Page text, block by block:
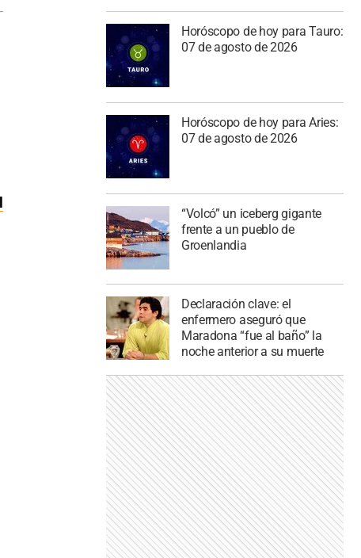
Horóscopo de hoy para Tauro:
07 de agosto de 2026
Horóscopo de hoy para Aries:
07 de agosto de 2026
“Volcó” un iceberg gigante
frente a un pueblo de
Groenlandia
Declaración clave: el
enfermero aseguró que
Maradona “fue al baño” la
noche anterior a su muerte